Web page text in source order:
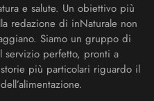
e salute. Un obiettivo più
redazione di inNaturale non
Siamo un gruppo di
servizio perfetto, pronti a
più particolari riguardo il